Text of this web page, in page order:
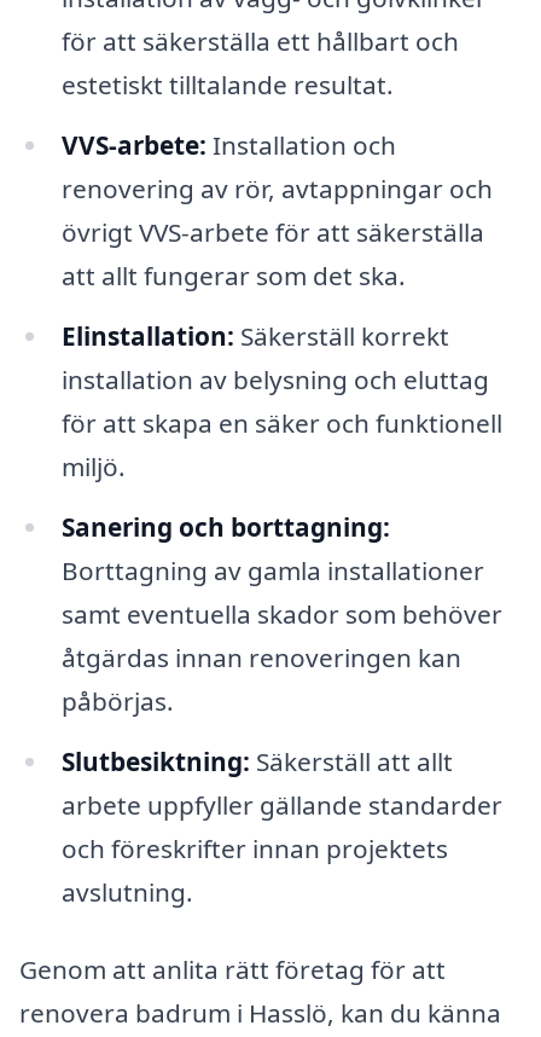
för att säkerställa ett hållbart och
estetiskt tilltalande resultat.
VVS-arbete: Installation och
renovering av rör, avtappningar och
övrigt VVS-arbete för att säkerställa
att allt fungerar som det ska.
Elinstallation: Säkerställ korrekt
installation av belysning och eluttag
för att skapa en säker och funktionell
miljö.
Sanering och borttagning:
Borttagning av gamla installationer
samt eventuella skador som behöver
åtgärdas innan renoveringen kan
påbörjas.
Slutbesiktning: Säkerställ att allt
arbete uppfyller gällande standarder
och föreskrifter innan projektets
avslutning.
Genom att anlita rätt företag för att
renovera badrum i Hasslö, kan du känna